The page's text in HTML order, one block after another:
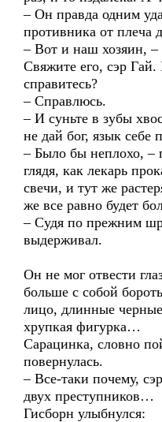
– Он правда одним
противника от плеча
– Вот и наш хозяин, –
Свяжите его, сэр
справитесь?
– Справлюсь.
– И суньте в зубы
не дай бог, язык себе
– Было бы неплохо, –
глядя, как лекарь
свечи, и тут же
же все равно будет
– Судя по прежним
выдерживал.
Он не мог отвести
больше с собой
лицо, длинные
хрупкая фигурка…
Сарацинка, словно
повернулась.
– Все-таки почему,
двух преступников…
Гисборн улыбнулся: